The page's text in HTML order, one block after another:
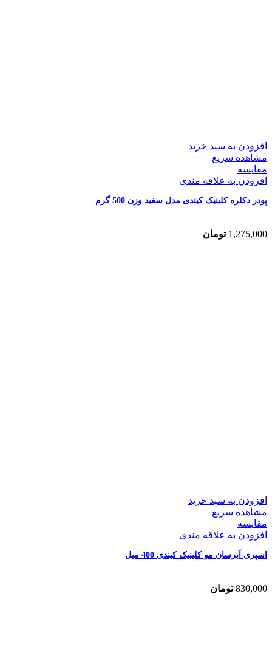
افزودن به سبد خرید
مشاهده سریع
مقایسه
افزودن به علاقه مندی
پودر دکلره کلینیک کیندی مدل سفید وزن 500 گرم
1,275,000 تومان
افزودن به سبد خرید
مشاهده سریع
مقایسه
افزودن به علاقه مندی
اسپری آبرسان مو کلینیک کیندی 400 میل
830,000 تومان